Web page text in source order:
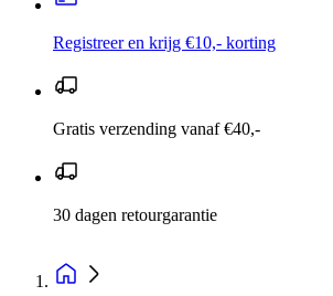
Registreer en krijg €10,- korting
Gratis verzending vanaf €40,-
30 dagen retourgarantie